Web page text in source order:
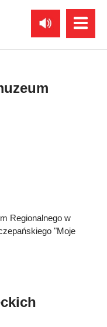
Regionalnego w
"Moje